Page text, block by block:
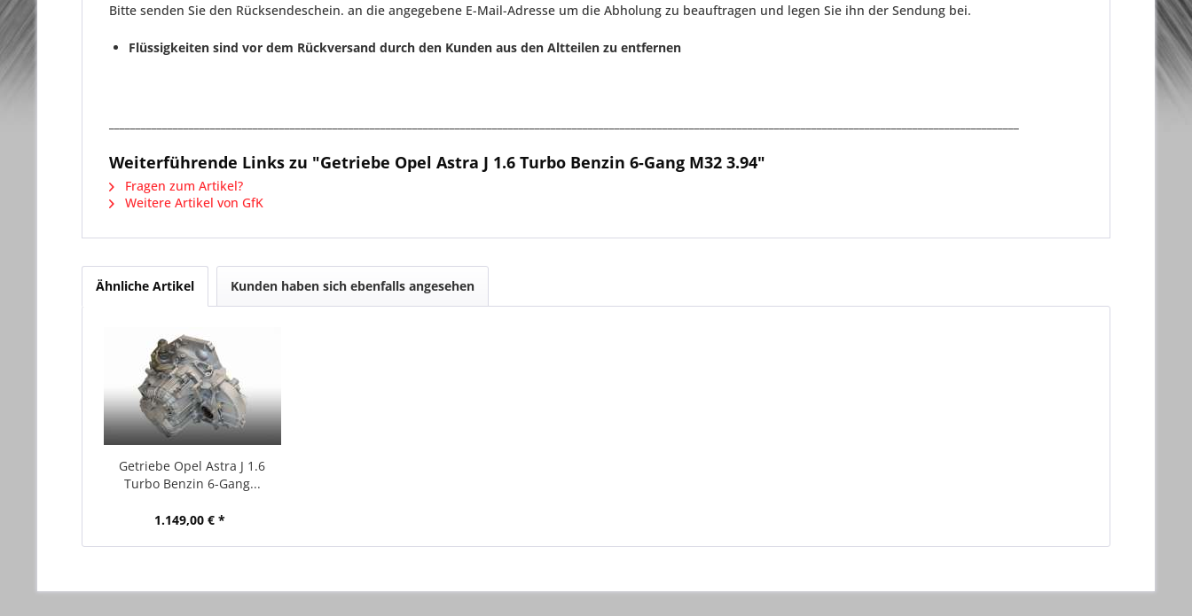
Bitte senden Sie den Rücksendeschein. an die angegebene E-Mail-Adresse um die Abholung zu beauftragen und legen Sie ihn der Sendung bei.
Flüssigkeiten sind vor dem Rückversand durch den Kunden aus den Altteilen zu entfernen
Weiterführende Links zu "Getriebe Opel Astra J 1.6 Turbo Benzin 6-Gang M32 3.94"
Fragen zum Artikel?
Weitere Artikel von GfK
Ähnliche Artikel Kunden haben sich ebenfalls angesehen
Getriebe Opel Astra J 1.6
Turbo Benzin 6-Gang...
1.149,00 € *